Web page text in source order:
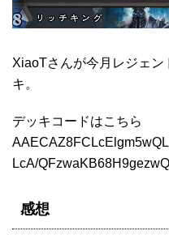
XiaoTさんが今月レジェン
キ。
デッキコードはこちら
LcA/
感想